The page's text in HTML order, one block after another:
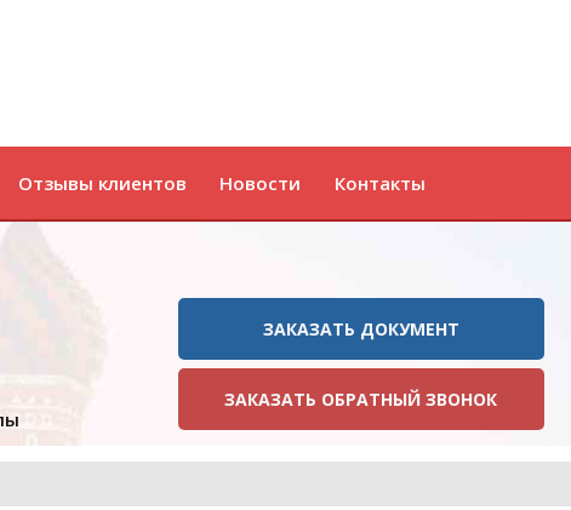
Отзывы клиентов Новости Контакты
ЗАКАЗАТЬ ДОКУМЕНТ
ЗАКАЗАТЬ ОБРАТНЫЙ ЗВОНОК